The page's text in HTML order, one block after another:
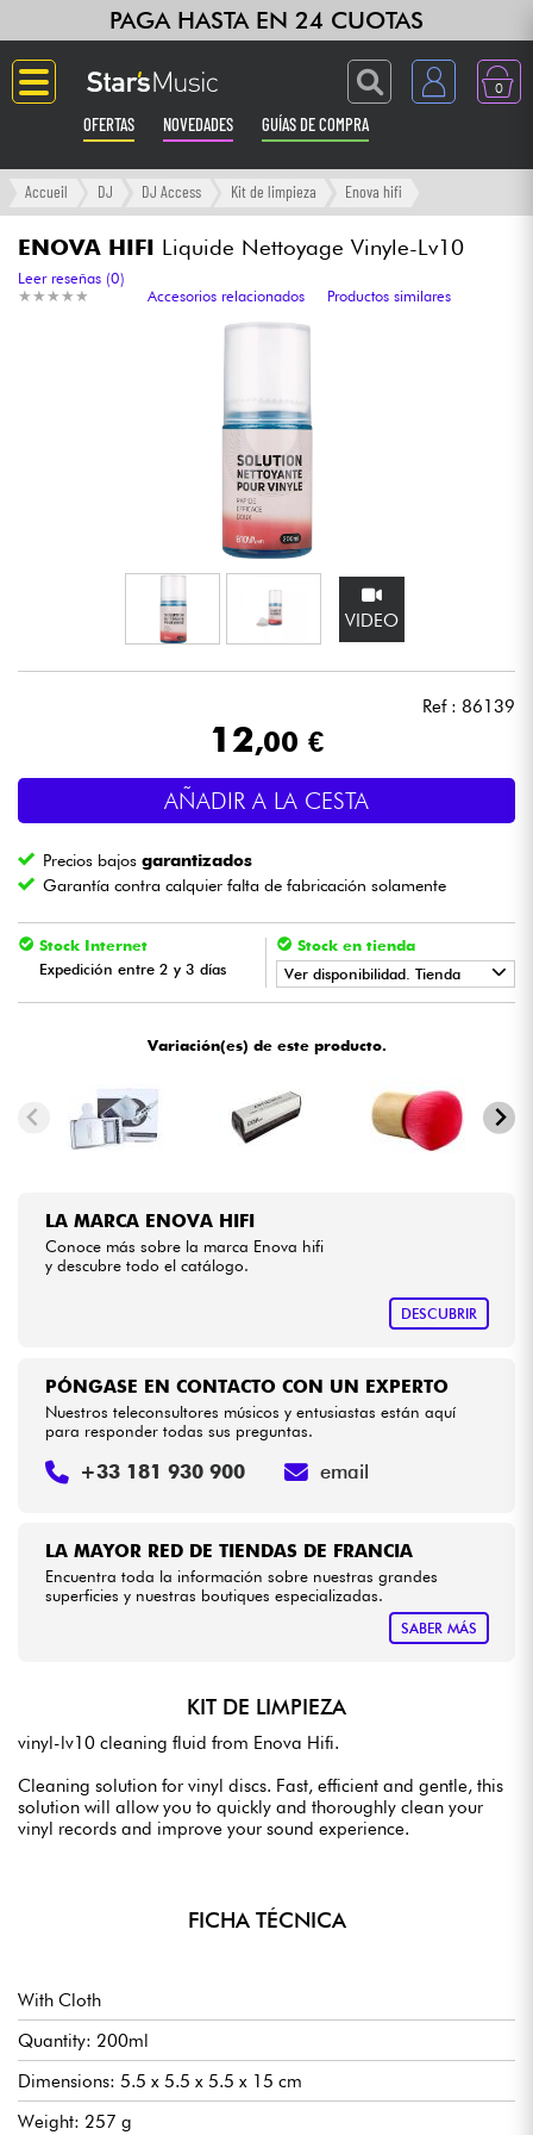
PAGA HASTA EN 24 CUOTAS
0
OFERTAS NOVEDADES GUÍAS DE COMPRA
Langue
Guitarras & Bajos
Ampli & Efectos
Sintetizadores & samplers
Sistemas de Sonido
Batería y percusión
Violines y cuarteto
Cables & Acces.
Bundle
Accueil DJ DJ Access Kit de limpieza Enova hifi
ENOVA HIFI Liquide Nettoyage Vinyle-Lv10
★ ★ ★ ★ ★
★ ★ ★ ★ ★
Leer reseñas (0)
Accesorios relacionados
Productos similares
VIDEO
Ref : 86139
12,00 €
AÑADIR A LA CESTA
Precios bajosgarantizados
Garantía contra calquier falta de fabricación solamente
Stock Internet
Expedición entre 2 y 3 días
Stock en tienda
Ver disponibilidad. Tienda
Variación(es) de este producto.
LA MARCA ENOVA HIFI
Conoce más sobre la marca Enova hifi
y descubre todo el catálogo.
DESCUBRIR
LA MAYOR RED DE TIENDAS DE FRANCIA
Encuentra toda la información sobre nuestras grandes
superficies y nuestras boutiques especializadas.
SABER MÁS
PÓNGASE EN CONTACTO CON UN EXPERTO
Nuestros teleconsultores músicos y entusiastas están aquí
para responder todas sus preguntas.
+33 181 930 900 email
KIT DE LIMPIEZA
vinyl-lv10 cleaning fluid from Enova Hifi.
Cleaning solution for vinyl discs. Fast, efficient and gentle, this
solution will allow you to quickly and thoroughly clean your
vinyl records and improve your sound experience.
FICHA TÉCNICA
With Cloth
Quantity: 200ml
Dimensions: 5.5 x 5.5 x 5.5 x 15 cm
Weight: 257 g